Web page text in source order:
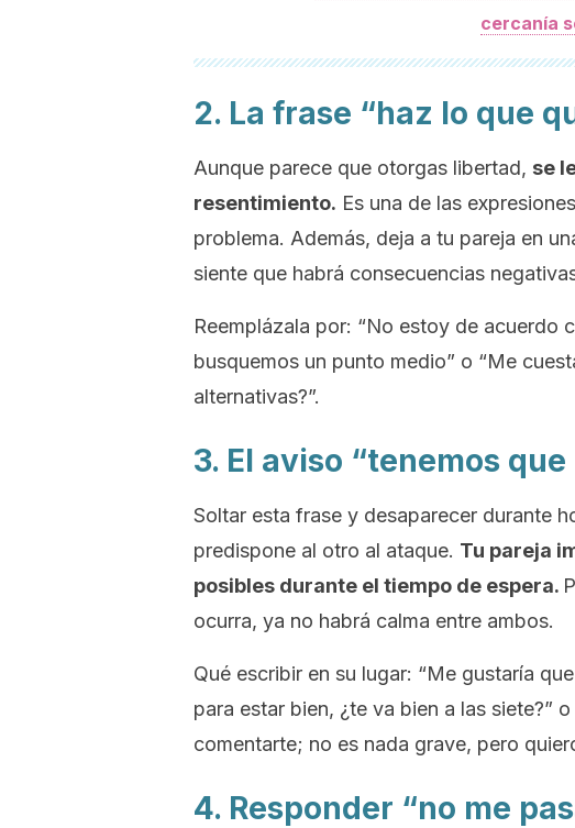
cercanía
2. La frase “haz lo que
Aunque parece que otorgas libertad, se
resentimiento. Es una de las
problema. Además, deja a tu pareja en
siente que habrá consecuencias
Reemplázala por: “No estoy de acuerdo
busquemos un punto medio” o “Me
alternativas?”.
3. El aviso “tenemos
Soltar esta frase y desaparecer durante
predispone al otro al ataque. Tu pareja
posibles durante el tiempo de espera.
ocurra, ya no habrá calma entre ambos.
Qué escribir en su lugar: “Me gustaría
para estar bien, ¿te va bien a las siete?”
comentarte; no es nada grave, pero
4. Responder “no me